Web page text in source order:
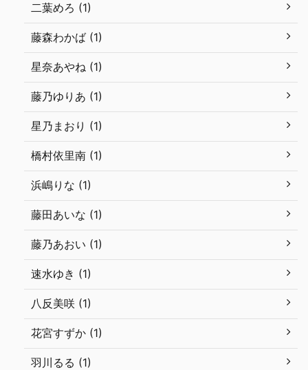
二葉めろ (1)
藤森わかば (1)
星奈あやね (1)
藤乃ゆりあ (1)
星乃まおり (1)
橋村依里南 (1)
浜嶋りな (1)
藤田あいな (1)
藤乃あおい (1)
速水ゆき (1)
八反美咲 (1)
花宮すずか (1)
羽川るる (1)